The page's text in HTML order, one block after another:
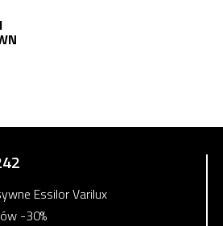
Essilor Varilux
-30%